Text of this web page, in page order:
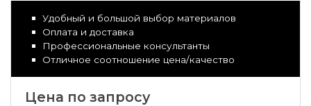
Удобный и большой выбор материалов
Оплата и доставка
Профессиональные консультанты
Отличное соотношение цена/качество
Цена по запросу